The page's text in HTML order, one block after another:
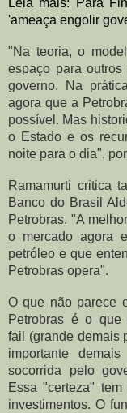
'ameaça engolir
"Na teoria, o
espaço para
governo. Na
agora que a
possível. Mas
o Estado e os
noite para o dia",
Ramamurti critica
Banco do Brasil
Petrobras. "A
o mercado agora
petróleo e que
Petrobras opera".
O que não parece
Petrobras é o que
fail (grande demais
importante
socorrida pelo
Essa "certeza"
investimentos. O